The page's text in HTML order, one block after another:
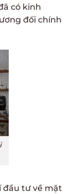
có kinh
đối chính
đầu tư về mặt